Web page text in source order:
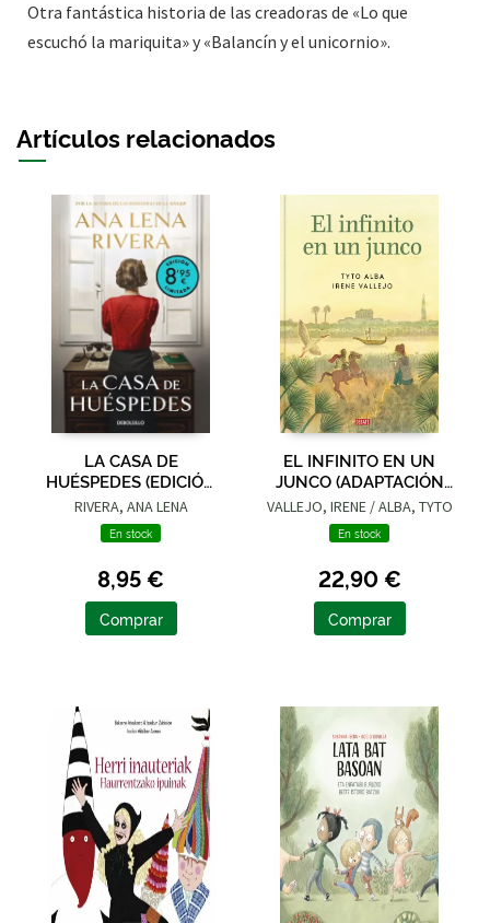
Otra fantástica historia de las creadoras de «Lo que
escuchó la mariquita» y «Balancín y el unicornio».
Artículos relacionados
LA CASA DE
HUÉSPEDES (EDICIÓN
LIMITADA · VERANO)
RIVERA, ANA LENA
En stock
8,95 €
Comprar
EL INFINITO EN UN
JUNCO (ADAPTACIÓN
GRÁFICA)
VALLEJO, IRENE / ALBA, TYTO
En stock
22,90 €
Comprar